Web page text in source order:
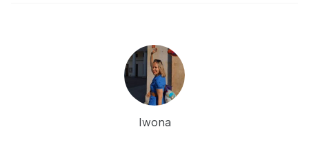
Iwona